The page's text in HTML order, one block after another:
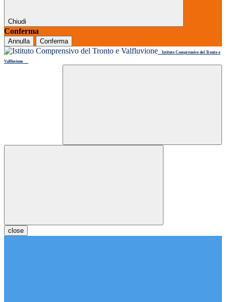
Chiudi
Conferma
Annulla Conferma
Istituto Comprensivo del Tronto e
Valfluvione
close